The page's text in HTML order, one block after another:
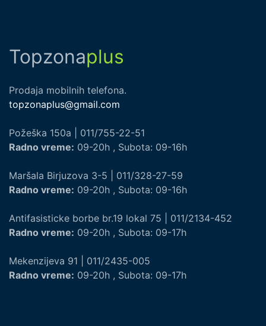
Topzonaplus
Prodaja mobilnih telefona.
topzonaplus@gmail.com
Požeška 150a | 011/755-22-51
Radno vreme: 09-20h , Subota: 09-16h
Maršala Birjuzova 3-5 | 011/328-27-59
Radno vreme: 09-20h , Subota: 09-16h
Antifasisticke borbe br.19 lokal 75 | 011/2134-452
Radno vreme: 09-20h , Subota: 09-17h
Mekenzijeva 91 | 011/2435-005
Radno vreme: 09-20h , Subota: 09-17h